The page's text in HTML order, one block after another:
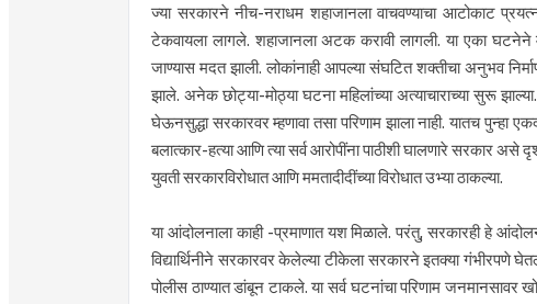
ज्या सरकारने नीच-नराधम शहाजानला वाचवण्याचा आटोकाट
टेकवायला लागले. शहाजानला अटक करावी लागली. या एका
जाण्यास मदत झाली. लोकांनाही आपल्या संघटित शक्तीचा अनुभव
झाले. अनेक छोट्या-मोठ्या घटना महिलांच्या अत्याचाराच्या सुरू
घेऊनसुद्धा सरकारवर म्हणावा तसा परिणाम झाला नाही. यातच पुन्हा
बलात्कार-हत्या आणि त्या सर्व आरोपींना पाठीशी घालणारे सरकार असे
युवती सरकारविरोधात आणि ममतादीदींच्या विरोधात उभ्या ठाकल्या.
या आंदोलनाला काही -प्रमाणात यश मिळाले. परंतु, सरकारही हे
विद्यार्थिनीने सरकारवर केलेल्या टीकेला सरकारने इतक्या गंभीरपणे
पोलीस ठाण्यात डांबून टाकले. या सर्व घटनांचा परिणाम जनमानसावर